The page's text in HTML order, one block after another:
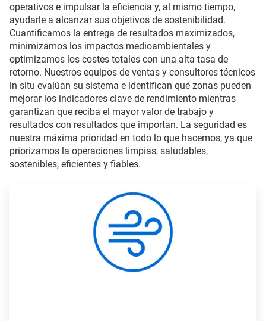
operativos e impulsar la eficiencia y, al mismo tiempo,
ayudarle a alcanzar sus objetivos de sostenibilidad.
Cuantificamos la entrega de resultados maximizados,
minimizamos los impactos medioambientales y
optimizamos los costes totales con una alta tasa de
retorno. Nuestros equipos de ventas y consultores técnicos
in situ evalúan su sistema e identifican qué zonas pueden
mejorar los indicadores clave de rendimiento mientras
garantizan que reciba el mayor valor de trabajo y
resultados con resultados que importan. La seguridad es
nuestra máxima prioridad en todo lo que hacemos, ya que
priorizamos la operaciones limpias, saludables,
sostenibles, eficientes y fiables.
de
6